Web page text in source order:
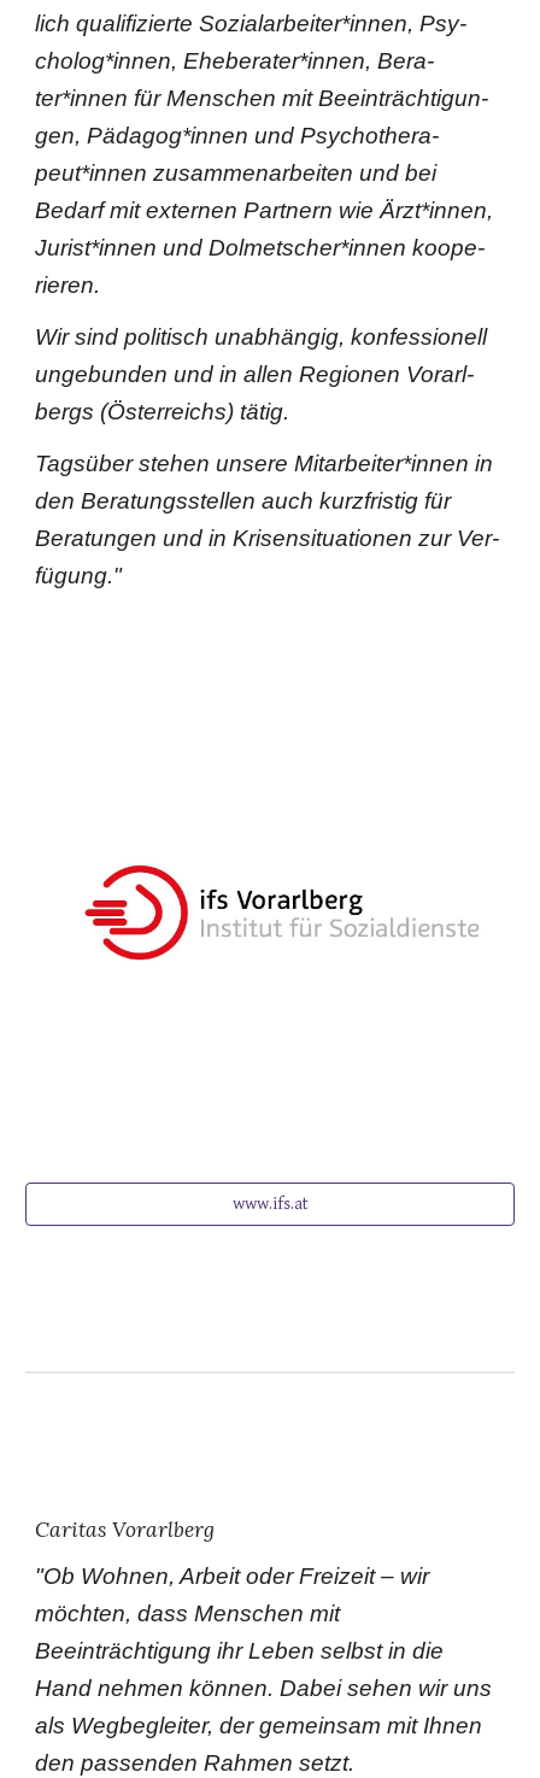
lich qua­li­fi­zierte Sozi­al­ar­bei­ter*innen, Psy­
cho­log*innen, Ehe­be­ra­ter*innen, Bera­
ter*innen für Men­schen mit Beein­träch­ti­gun­
gen, Päd­agog*innen und Psy­cho­the­ra­
peut*innen zusam­men­ar­bei­ten und bei
Bedarf mit exter­nen Part­nern wie Ärzt*innen,
Jurist*innen und Dol­met­scher*innen koope­
rie­ren.
Wir sind poli­tisch unab­hän­gig, kon­fes­sio­nell
unge­bun­den und in allen Regio­nen Vor­arl­
bergs (Öster­reichs) tätig.
Tags­über ste­hen unsere Mit­ar­bei­ter*innen in
den Bera­tungs­stel­len auch kurz­fris­tig für
Bera­tun­gen und in Kri­sen­si­tua­tio­nen zur Ver­
fü­gung."
www.ifs.at
Caritas Vorarlberg
"Ob Wohnen, Arbeit oder Freizeit – wir
möchten, dass Menschen mit
Beeinträchtigung ihr Leben selbst in die
Hand nehmen können. Dabei sehen wir uns
als Wegbegleiter, der gemeinsam mit Ihnen
den passenden Rahmen setzt.